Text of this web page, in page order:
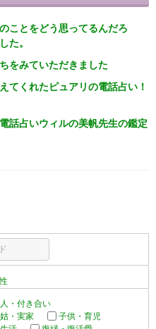
ことをどう思ってるんだろ
た。
をみていただきました
てくれたピュアリの電話占い！
話占いウィルの美帆先生の鑑定
・付き合い
・実家
子供・育児